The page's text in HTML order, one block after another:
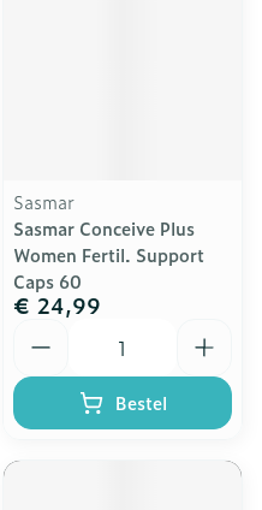
Sasmar
Sasmar Conceive Plus
Women Fertil. Support
Caps 60
€ 24,99
Bestel